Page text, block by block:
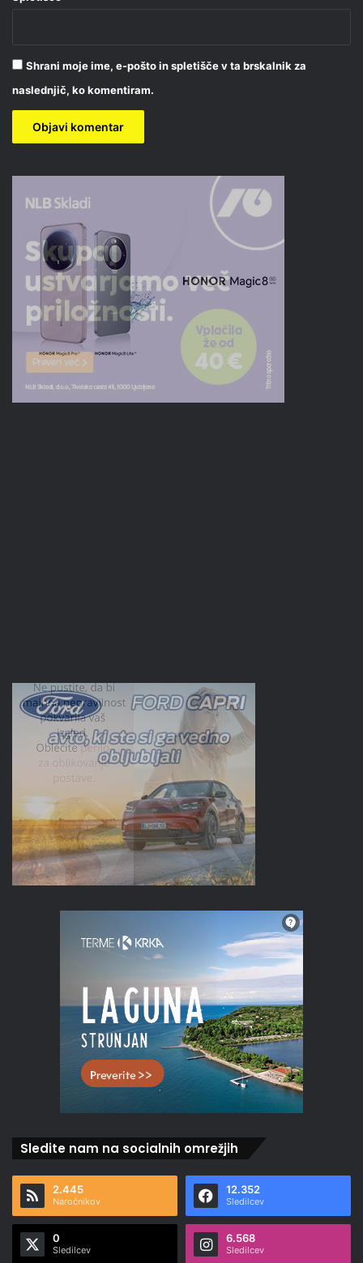
Shrani moje ime, e-pošto in spletišče v ta brskalnik za
naslednjič, ko komentiram.
Sledite nam na socialnih omrežjih
2.445
Naročnikov
12.352
Sledilcev
0
Sledilcev
6.568
Sledilcev